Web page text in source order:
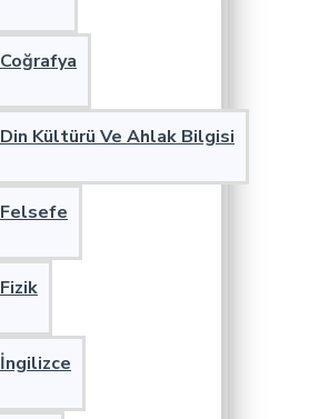
Coğrafya
Din Kültürü Ve Ahlak Bilgisi
Felsefe
Fizik
İngilizce